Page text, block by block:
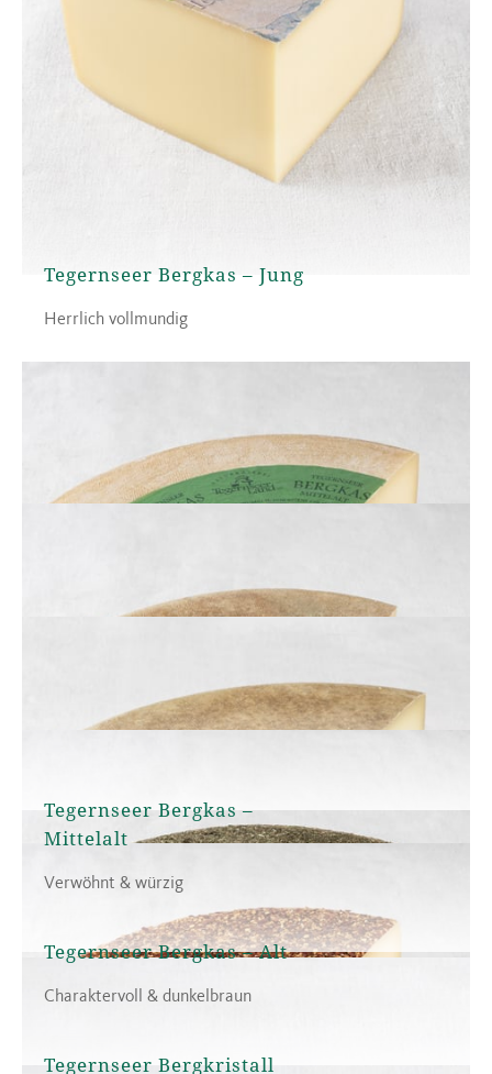
Tegernseer Bergkas – Jung
Herrlich vollmundig
Tegernseer Bergkas –
Mittelalt
Verwöhnt & würzig
Tegernseer Bergkas – Alt
Charaktervoll & dunkelbraun
Tegernseer Bergkristall